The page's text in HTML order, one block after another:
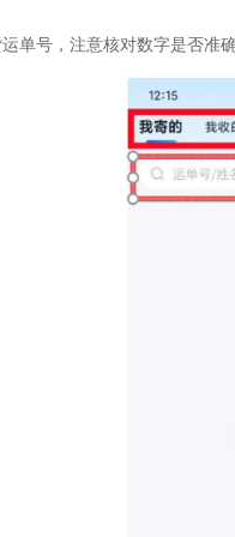
单号，注意核对数字是否准